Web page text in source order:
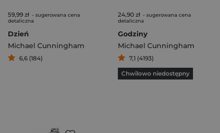
59,99 zł - sugerowana cena
detaliczna
Dzień
Michael Cunningham
6,6 (184)
24,90 zł - sugerowana cena
detaliczna
Godziny
Michael Cunningham
7,1 (4193)
Chwilowo niedostępny